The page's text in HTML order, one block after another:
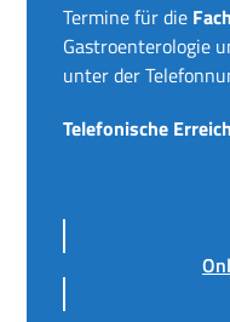
Termine für die
Gastroenterologie
unter der
Telefonische